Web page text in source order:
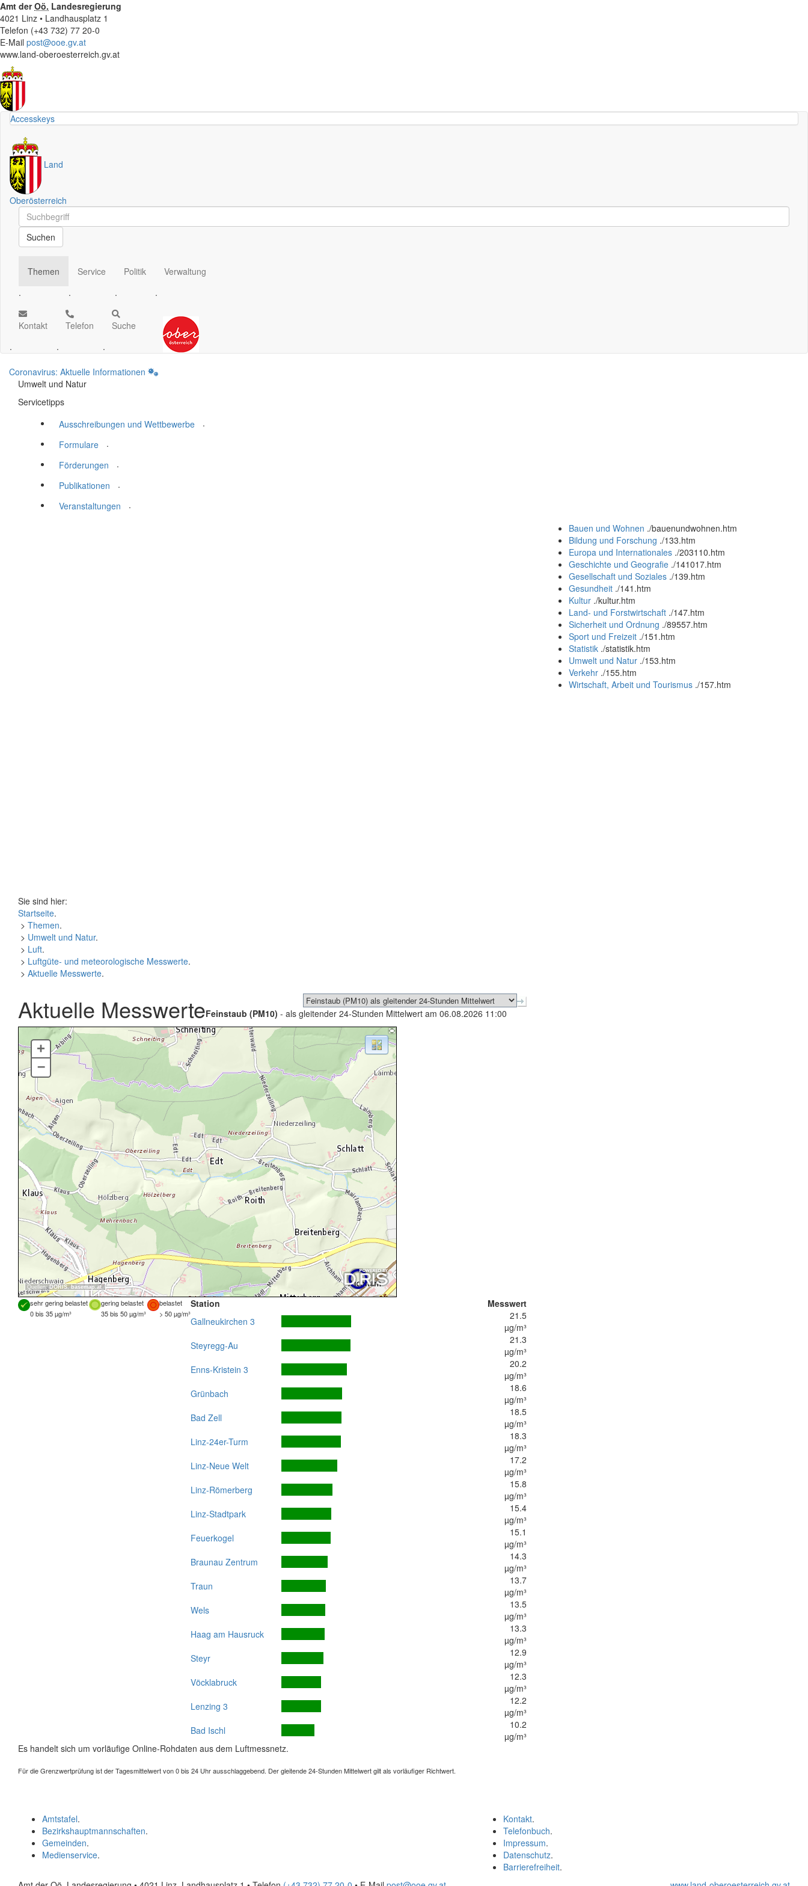
Amt derOö. Landesregierung
4021 Linz • Landhausplatz 1
Telefon (+43 732) 77 20-0
E-Mail post@ooe.gv.at
www.land-oberoesterreich.gv.at
Accesskeys
Land
Oberösterreich
Schnellsuche
Schnellsuche
Suchen
Themen
.
Service
.
Politik
.
Verwaltung
.
Kontakt
.
Telefon
.
Suche
.
Coronavirus: Aktuelle Informationen
Umwelt und Natur
Servicetipps
Ausschreibungen und Wettbewerbe
.
Formulare
.
Förderungen
.
Publikationen
.
Veranstaltungen
.
Bauen und Wohnen ./bauenundwohnen.htm
Bildung und Forschung ./133.htm
Europa und Internationales ./203110.htm
Geschichte und Geografie ./141017.htm
Gesellschaft und Soziales ./139.htm
Gesundheit ./141.htm
Kultur ./kultur.htm
Land- und Forstwirtschaft ./147.htm
Sicherheit und Ordnung ./89557.htm
Sport und Freizeit ./151.htm
Statistik ./statistik.htm
Umwelt und Natur ./153.htm
Verkehr ./155.htm
Wirtschaft, Arbeit und Tourismus ./157.htm
Sie sind hier:
Startseite.
> Themen.
> Umwelt und Natur.
> Luft.
> Luftgüte- und meteorologische Messwerte.
> Aktuelle Messwerte.
Aktuelle MesswerteFeinstaub (PM10) - als gleitender 24-Stunden Mittelwert am 06.08.2026 11:00
Quellen: DORIS,basemap.at
+
–
sehr gering belastet gering belastet
belastet
0 bis 35 µg/m³
35 bis 50 µg/m³ > 50 µg/m³
Station
Messwert
Gallneukirchen 3
21.5
µg/m³
Steyregg-Au
21.3
µg/m³
Enns-Kristein 3
20.2
µg/m³
Grünbach
18.6
µg/m³
Bad Zell
18.5
µg/m³
Linz-24er-Turm
18.3
µg/m³
Linz-Neue Welt
17.2
µg/m³
Linz-Römerberg
15.8
µg/m³
Linz-Stadtpark
15.4
µg/m³
Feuerkogel
15.1
µg/m³
Braunau Zentrum
14.3
µg/m³
Traun
13.7
µg/m³
Wels
13.5
µg/m³
Haag am Hausruck
13.3
µg/m³
Steyr
12.9
µg/m³
Vöcklabruck
12.3
µg/m³
Lenzing 3
12.2
µg/m³
Bad Ischl
10.2
µg/m³
Es handelt sich um vorläufige Online-Rohdaten aus dem Luftmessnetz.
Für die Grenzwertprüfung ist der Tagesmittelwert von 0 bis 24 Uhr ausschlaggebend. Der gleitende 24-Stunden Mittelwert gilt als vorläufiger Richtwert.
Kontakt.
Telefonbuch.
Impressum.
Datenschutz.
Barrierefreiheit.
Amtstafel.
Bezirkshauptmannschaften.
Gemeinden.
Medienservice.